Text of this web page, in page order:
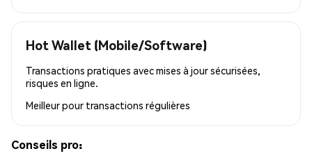
Hot Wallet (Mobile/Software)
Transactions pratiques avec mises à jour sécurisées,
risques en ligne.
Meilleur pour transactions régulières
Conseils pro: